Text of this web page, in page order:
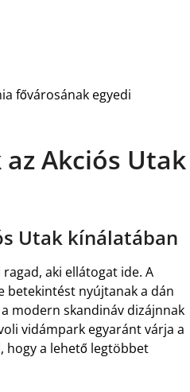
fővárosának egyedi
Akciós Utak
Utak kínálatában
aki ellátogat ide. A
betekintést nyújtanak a dán
modern skandináv dizájnnak
vidámpark egyaránt várja a
hogy a lehető legtöbbet